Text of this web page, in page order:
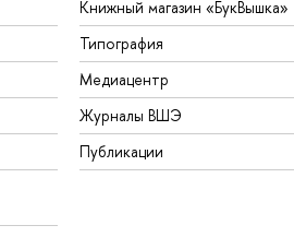
Книжный магазин «БукВышка»
Типография
Медиацентр
Журналы ВШЭ
Публикации